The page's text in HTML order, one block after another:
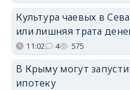
Культура чаевых в
или лишняя трата
11:02 4 575
В Крыму могут
ипотеку